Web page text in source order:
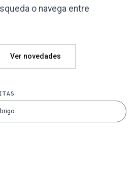
o navega entre
Ver novedades